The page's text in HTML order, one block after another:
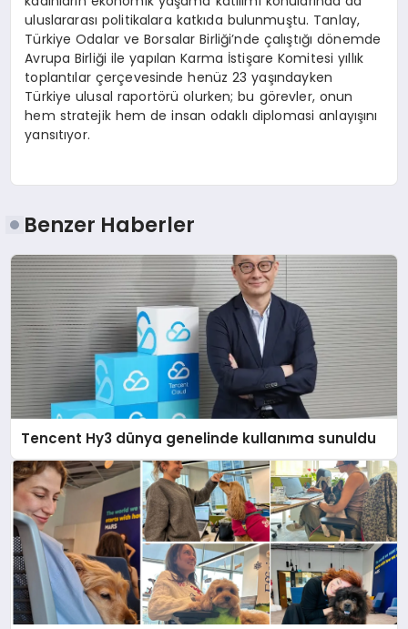
uluslararası politikalara katkıda bulunmuştu. Tanlay,
Türkiye Odalar ve Borsalar Birliği’nde çalıştığı dönemde
Avrupa Birliği ile yapılan Karma İstişare Komitesi yıllık
toplantılar çerçevesinde henüz 23 yaşındayken
Türkiye ulusal raportörü olurken; bu görevler, onun
hem stratejik hem de insan odaklı diplomasi anlayışını
yansıtıyor.
Benzer Haberler
Tencent Hy3 dünya genelinde kullanıma sunuldu